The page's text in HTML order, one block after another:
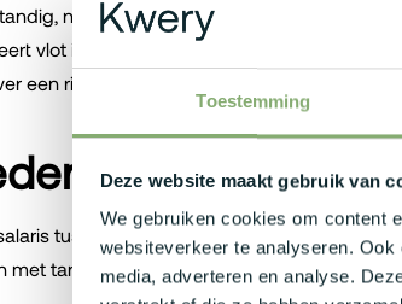
Toestemming
Deze website maakt gebruik van
We gebruiken cookies om content
websiteverkeer te analyseren.
media, adverteren en analyse.
neemt initiatief en voelt je comfortabel
vlot in het Nederlands en beschikt over
een rijbewijs B.
wij jou?
tussen €3.500 en €5.200, afhankelijk
met tank- of laadkaart, zodat je je vlot kunt